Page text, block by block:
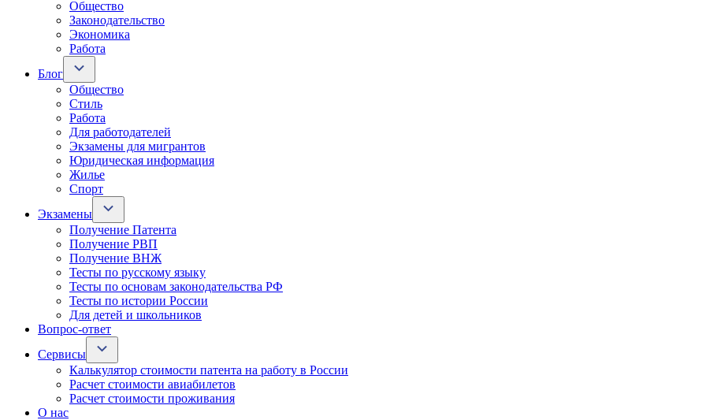
Общество
Законодательство
Экономика
Работа
Блог
Общество
Стиль
Работа
Для работодателей
Экзамены для мигрантов
Юридическая информация
Жилье
Спорт
Экзамены
Получение Патента
Получение РВП
Получение ВНЖ
Тесты по русскому языку
Тесты по основам законодательства РФ
Тесты по истории России
Для детей и школьников
Вопрос-ответ
Сервисы
Калькулятор стоимости патента на работу в России
Расчет стоимости авиабилетов
Расчет стоимости проживания
О нас